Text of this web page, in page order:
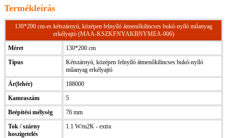
Termékleírás
130*200 cm-es kétszárnyú, középen felnyíló átmenőkilincses bukó-nyíló műanyag
erkélyajtó (MAA-KSZKFNYAKBNYMEA-006)
Méret
130*200 cm
Típus
Kétszárnyú, középen felnyíló átmenőkilincses bukó-nyíló
műanyag erkélyajtó
Ár(fehér)
188000
Kamraszám
5
Beépítési mélység
76 mm
Tok / szárny
hoszigetelés
1.1 W/m2K - extra